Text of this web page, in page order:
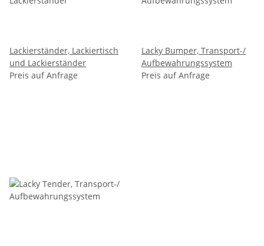
Lackierständer, Lackiertisch
und Lackierständer
Preis auf Anfrage
Lacky Bumper, Transport-/
Aufbewahrungssystem
Preis auf Anfrage